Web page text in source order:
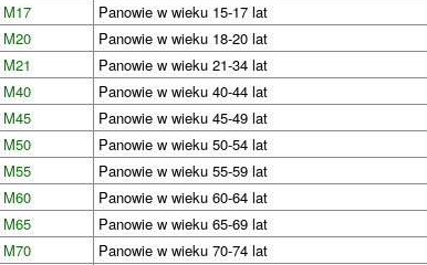
M17
Panowie w wieku 15-17 lat
M20
Panowie w wieku 18-20 lat
M21
Panowie w wieku 21-34 lat
M40
Panowie w wieku 40-44 lat
M45
Panowie w wieku 45-49 lat
M50
Panowie w wieku 50-54 lat
M55
Panowie w wieku 55-59 lat
M60
Panowie w wieku 60-64 lat
M65
Panowie w wieku 65-69 lat
M70
Panowie w wieku 70-74 lat